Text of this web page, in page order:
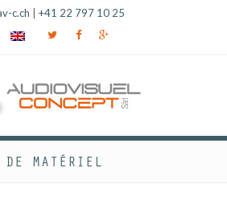
c.ch +41 22 797 10 25
DE MATÉRIEL